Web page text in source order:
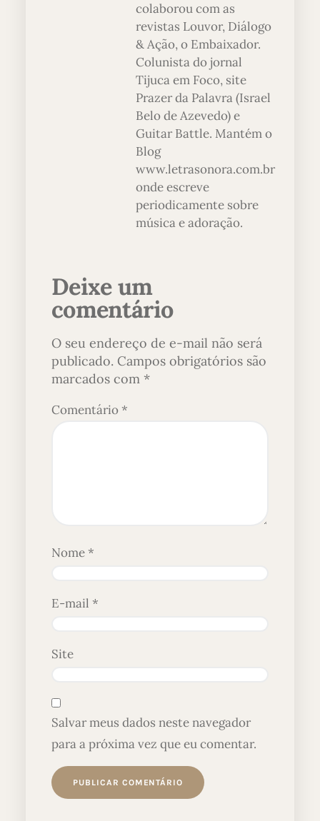
colaborou com as
revistas Louvor, Diálogo
& Ação, o Embaixador.
Colunista do jornal
Tijuca em Foco, site
Prazer da Palavra (Israel
Belo de Azevedo) e
Guitar Battle. Mantém o
Blog
www.letrasonora.com.br
onde escreve
periodicamente sobre
música e adoração.
Deixe um
comentário
O seu endereço de e-mail não será
publicado. Campos obrigatórios são
marcados com *
Comentário*
Nome*
E-mail *
Site
Salvar meus dados neste navegador
para a próxima vez que eu comentar.